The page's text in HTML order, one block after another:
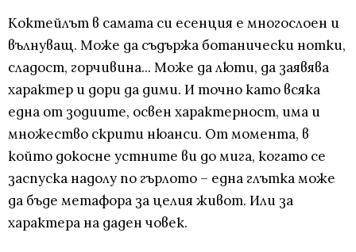
Коктейлът в самата си есенция е многослоен и
вълнуващ. Може да съдържа ботанически нотки,
сладост, горчивина... Може да люти, да заявява
характер и дори да дими. И точно като всяка
една от зодиите, освен характерност, има и
множество скрити нюанси. От момента, в
който докосне устните ви до мига, когато се
заспуска надолу по гърлото – една глътка може
да бъде метафора за целия живот. Или за
характера на даден човек.